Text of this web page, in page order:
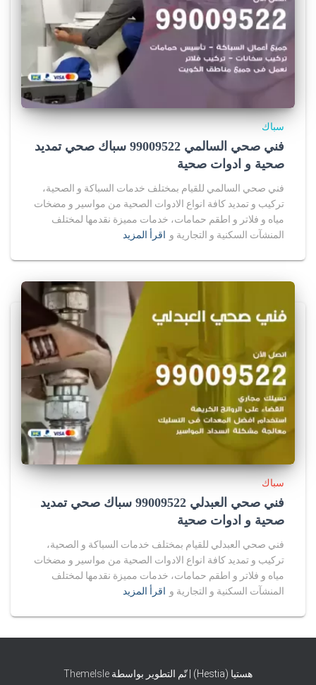
سباك
فني صحي السالمي 99009522 سباك صحي تمديد
صحية و ادوات صحية
فني صحي السالمي للقيام بمختلف خدمات السباكة و الصحية،
تركيب و تمديد كافة انواع الادوات الصحية من مواسير و مضخات
مياه و فلاتر و اطقم حمامات، خدمات مميزة نقدمها لمختلف
المنشآت السكنية و التجارية و اقرأ المزيد
سباك
فني صحي العبدلي 99009522 سباك صحي تمديد
صحية و ادوات صحية
فني صحي العبدلي للقيام بمختلف خدمات السباكة و الصحية،
تركيب و تمديد كافة انواع الادوات الصحية من مواسير و مضخات
مياه و فلاتر و اطقم حمامات، خدمات مميزة نقدمها لمختلف
المنشآت السكنية و التجارية و اقرأ المزيد
هستيا (Hestia) | تّم التطوير بواسطة ThemeIsle